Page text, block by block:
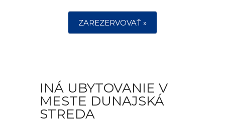
ZAREZERVOVAŤ »
INÁ UBYTOVANIE V
MESTE DUNAJSKÁ
STREDA